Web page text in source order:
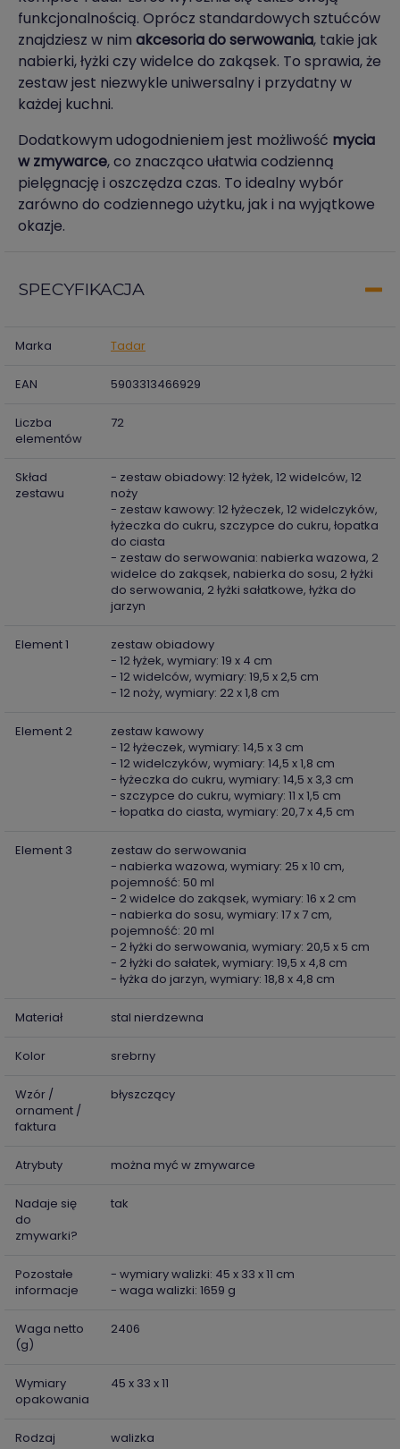
funkcjonalnością. Oprócz standardowych sztućców
znajdziesz w nim akcesoria do serwowania, takie jak
nabierki, łyżki czy widelce do zakąsek. To sprawia, że
zestaw jest niezwykle uniwersalny i przydatny w
każdej kuchni.
Dodatkowym udogodnieniem jest możliwość mycia
w zmywarce, co znacząco ułatwia codzienną
pielęgnację i oszczędza czas. To idealny wybór
zarówno do codziennego użytku, jak i na wyjątkowe
okazje.
SPECYFIKACJA
Marka Tadar
EAN 5903313466929
Liczba
elementów
72
Skład
zestawu
- zestaw obiadowy: 12 łyżek, 12 widelców, 12
noży
- zestaw kawowy: 12 łyżeczek, 12 widelczyków,
łyżeczka do cukru, szczypce do cukru, łopatka
do ciasta
- zestaw do serwowania: nabierka wazowa, 2
widelce do zakąsek, nabierka do sosu, 2 łyżki
do serwowania, 2 łyżki sałatkowe, łyżka do
jarzyn
Element 1
zestaw obiadowy
- 12 łyżek, wymiary: 19 x 4 cm
- 12 widelców, wymiary: 19,5 x 2,5 cm
- 12 noży, wymiary: 22 x 1,8 cm
Element 2
zestaw kawowy
- 12 łyżeczek, wymiary: 14,5 x 3 cm
- 12 widelczyków, wymiary: 14,5 x 1,8 cm
- łyżeczka do cukru, wymiary: 14,5 x 3,3 cm
- szczypce do cukru, wymiary: 11 x 1,5 cm
- łopatka do ciasta, wymiary: 20,7 x 4,5 cm
Element 3
zestaw do serwowania
- nabierka wazowa, wymiary: 25 x 10 cm,
pojemność: 50 ml
- 2 widelce do zakąsek, wymiary: 16 x 2 cm
- nabierka do sosu, wymiary: 17 x 7 cm,
pojemność: 20 ml
- 2 łyżki do serwowania, wymiary: 20,5 x 5 cm
- 2 łyżki do sałatek, wymiary: 19,5 x 4,8 cm
- łyżka do jarzyn, wymiary: 18,8 x 4,8 cm
Materiał stal nierdzewna
Kolor srebrny
Wzór /
ornament /
faktura
błyszczący
Atrybuty można myć w zmywarce
Nadaje się
do
zmywarki?
tak
Pozostałe
informacje
- wymiary walizki: 45 x 33 x 11 cm
- waga walizki: 1659 g
Waga netto
(g)
2406
Wymiary
opakowania
45 x 33 x 11
Rodzaj
walizka